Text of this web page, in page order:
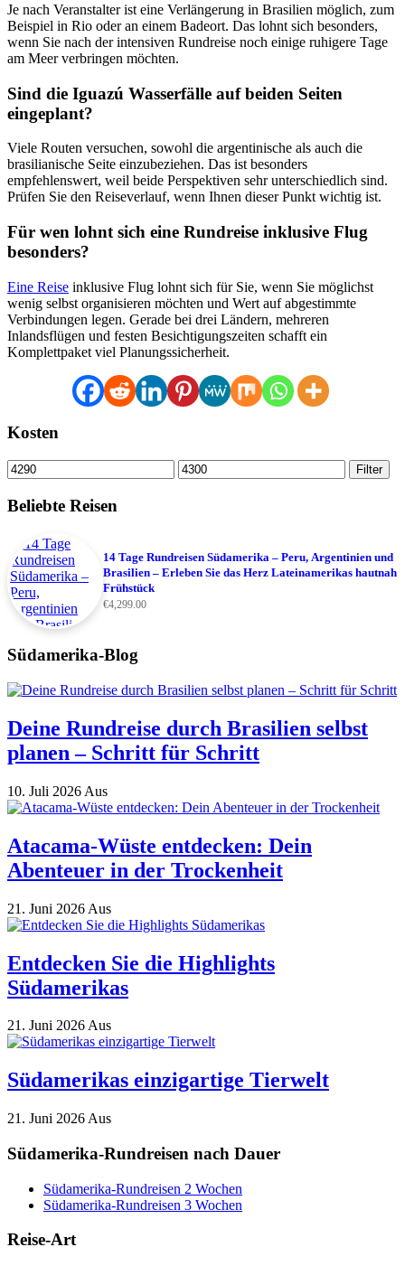
Je nach Veranstalter ist eine Verlängerung in Brasilien möglich, zum
Beispiel in Rio oder an einem Badeort. Das lohnt sich besonders,
wenn Sie nach der intensiven Rundreise noch einige ruhigere Tage
am Meer verbringen möchten.
Sind die Iguazú Wasserfälle auf beiden Seiten
eingeplant?
Viele Routen versuchen, sowohl die argentinische als auch die
brasilianische Seite einzubeziehen. Das ist besonders
empfehlenswert, weil beide Perspektiven sehr unterschiedlich sind.
Prüfen Sie den Reiseverlauf, wenn Ihnen dieser Punkt wichtig ist.
Für wen lohnt sich eine Rundreise inklusive Flug
besonders?
Eine Reise inklusive Flug lohnt sich für Sie, wenn Sie möglichst
wenig selbst organisieren möchten und Wert auf abgestimmte
Verbindungen legen. Gerade bei drei Ländern, mehreren
Inlandsflügen und festen Besichtigungszeiten schafft ein
Komplettpaket viel Planungssicherheit.
Kosten
Min.
Preis
Max.
Preis
Filter
Beliebte Reisen
14 Tage Rundreisen Südamerika – Peru, Argentinien und
Brasilien – Erleben Sie das Herz Lateinamerikas hautnah
Frühstück
€4,299.00
Südamerika-Blog
Deine Rundreise durch Brasilien selbst
planen – Schritt für Schritt
10. Juli 2026 Aus
Atacama-Wüste entdecken: Dein
Abenteuer in der Trockenheit
21. Juni 2026 Aus
Entdecken Sie die Highlights
Südamerikas
21. Juni 2026Aus
Südamerikas einzigartige Tierwelt
21. Juni 2026 Aus
Südamerika-Rundreisen nach Dauer
Südamerika-Rundreisen 2 Wochen
Südamerika-Rundreisen 3 Wochen
Reise-Art